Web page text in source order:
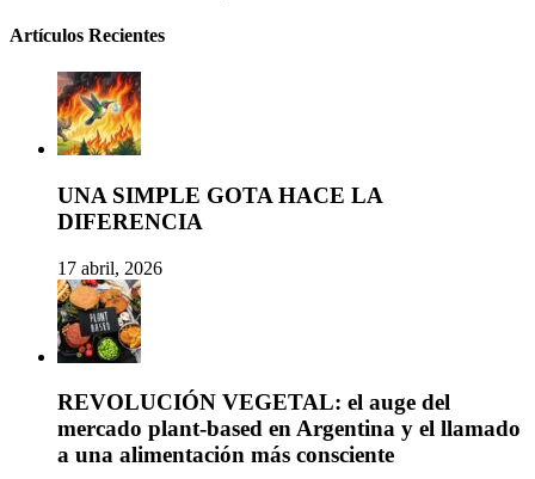
Artículos Recientes
UNA SIMPLE GOTA HACE LA
DIFERENCIA
17 abril, 2026
REVOLUCIÓN VEGETAL: el auge del
mercado plant-based en Argentina y el llamado
a una alimentación más consciente